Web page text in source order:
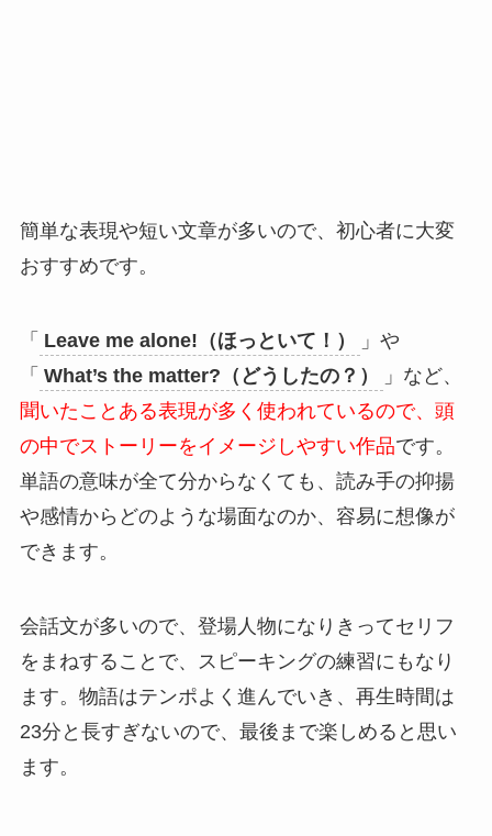
簡単な表現や短い文章が多いので、初心者に大変
おすすめです。
「 Leave me alone!（ほっといて！）
」や
「 What’s the matter?（どうしたの？）
」など、
聞いたことある表現が多く使われているので、頭
の中でストーリーをイメージしやすい作品です。
単語の意味が全て分からなくても、読み手の抑揚
や感情からどのような場面なのか、容易に想像が
できます。
会話文が多いので、登場人物になりきってセリフ
をまねすることで、スピーキングの練習にもなり
ます。物語はテンポよく進んでいき、再生時間は
23分と長すぎないので、最後まで楽しめると思い
ます。